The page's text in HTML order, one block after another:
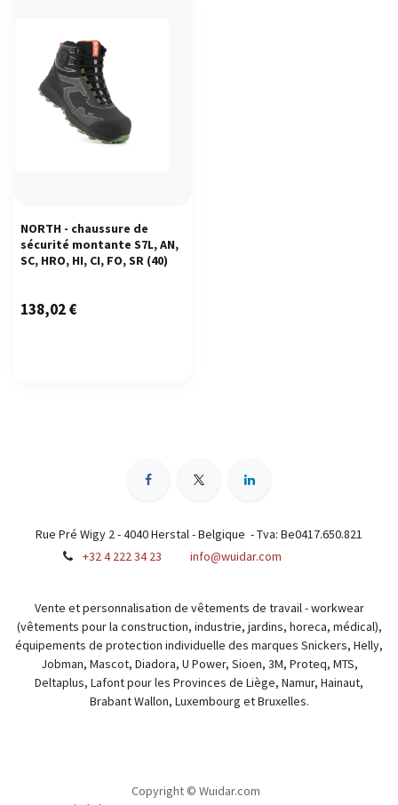
NORTH - chaussure de
sécurité montante S7L, AN,
SC, HRO, HI, CI, FO, SR (40)
138,02€
Rue Pré Wigy 2 - 4040 Herstal - Belgique - Tva: Be0417.650.821
+32 4 222 34 23
info@wuidar.com
Vente et personnalisation de vêtements de travail - workwear
(vêtements pour la construction, industrie, jardins, horeca, médical),
équipements de protection individuelle des marques Snickers, Helly,
Jobman, Mascot, Diadora, U Power, Sioen, 3M, Proteq, MTS,
Deltaplus, Lafont pour les Provinces de Liège, Namur, Hainaut,
Brabant Wallon, Luxembourg et Bruxelles.
Copyright © Wuidar.com